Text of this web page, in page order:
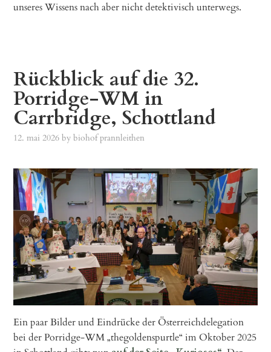
unseres Wissens nach aber nicht detektivisch unterwegs.
Rückblick auf die 32.
Porridge-WM in
Carrbridge, Schottland
12. mai 2026 bybiohof prannleithen
Ein paar Bilder und Eindrücke der Österreichdelegation
bei der Porridge-WM „thegoldenspurtle“ im Oktober 2025